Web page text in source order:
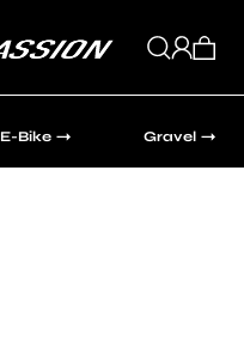
E-Bike Gravel